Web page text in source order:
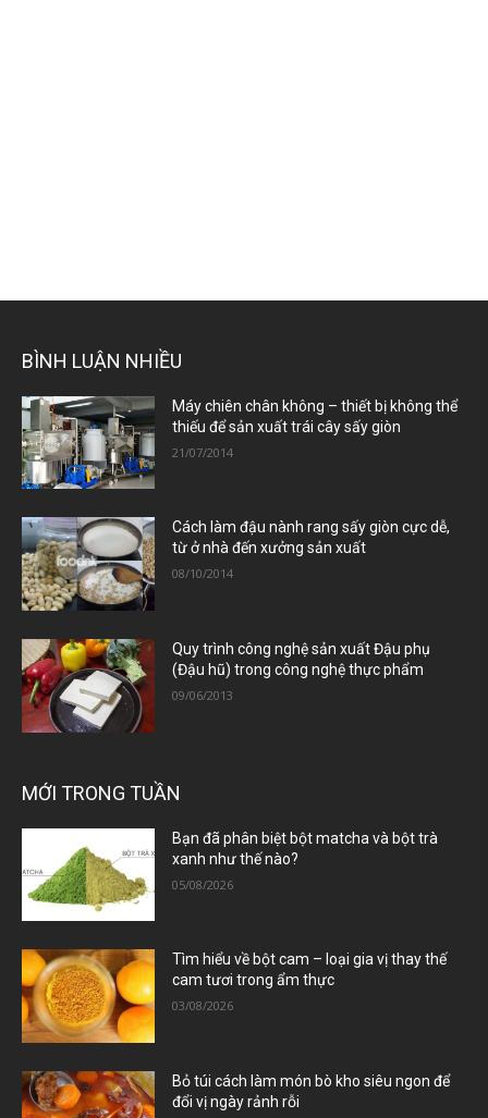
BÌNH LUẬN NHIỀU
Máy chiên chân không – thiết bị không thể
thiếu để sản xuất trái cây sấy giòn
21/07/2014
Cách làm đậu nành rang sấy giòn cực dễ,
từ ở nhà đến xưởng sản xuất
08/10/2014
Quy trình công nghệ sản xuất Đậu phụ
(Đậu hũ) trong công nghệ thực phẩm
09/06/2013
MỚI TRONG TUẦN
Bạn đã phân biệt bột matcha và bột trà
xanh như thế nào?
05/08/2026
Tìm hiểu về bột cam – loại gia vị thay thế
cam tươi trong ẩm thực
03/08/2026
Bỏ túi cách làm món bò kho siêu ngon để
đổi vị ngày rảnh rỗi